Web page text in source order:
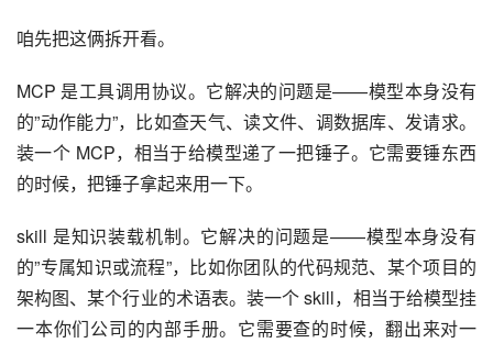
咱先把这俩拆开看。
MCP 是工具调用协议。它解决的问题是——模型本身没有
的”动作能力”，比如查天气、读文件、调数据库、发请求。
装一个 MCP，相当于给模型递了一把锤子。它需要锤东西
的时候，把锤子拿起来用一下。
skill 是知识装载机制。它解决的问题是——模型本身没有
的”专属知识或流程”，比如你团队的代码规范、某个项目的
架构图、某个行业的术语表。装一个 skill，相当于给模型挂
一本你们公司的内部手册。它需要查的时候，翻出来对一